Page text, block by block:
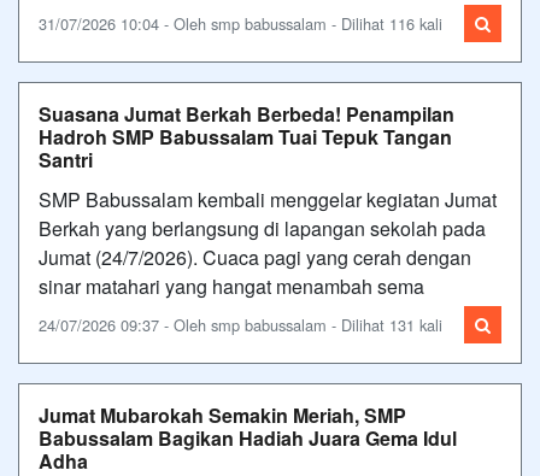
31/07/2026 10:04 - Oleh smp babussalam - Dilihat 116 kali
Suasana Jumat Berkah Berbeda! Penampilan
Hadroh SMP Babussalam Tuai Tepuk Tangan
Santri
SMP Babussalam kembali menggelar kegiatan Jumat
Berkah yang berlangsung di lapangan sekolah pada
Jumat (24/7/2026). Cuaca pagi yang cerah dengan
sinar matahari yang hangat menambah sema
24/07/2026 09:37 - Oleh smp babussalam - Dilihat 131 kali
Jumat Mubarokah Semakin Meriah, SMP
Babussalam Bagikan Hadiah Juara Gema Idul
Adha